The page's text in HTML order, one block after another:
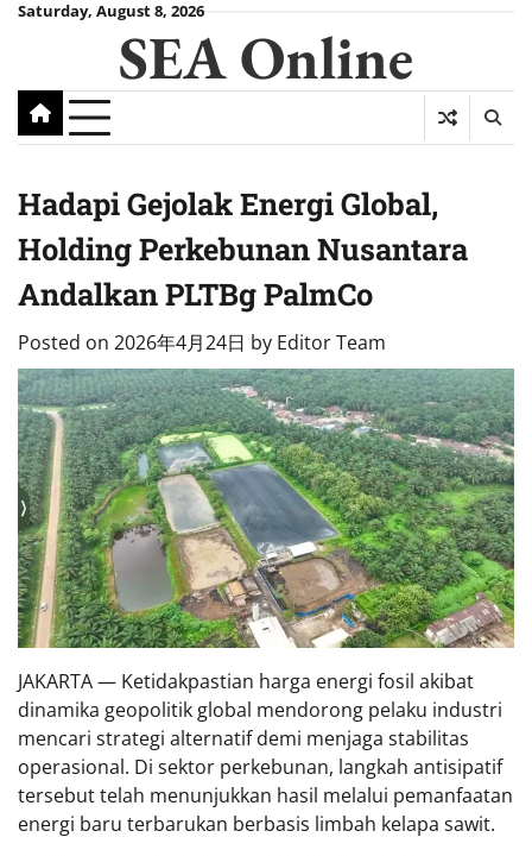
SkipSaturday, August 8, 2026
SEA Online
Hadapi Gejolak Energi Global,
Holding Perkebunan Nusantara
Andalkan PLTBg PalmCo
Posted on 2026年4月24日 by Editor Team
JAKARTA — Ketidakpastian harga energi fosil akibat
dinamika geopolitik global mendorong pelaku industri
mencari strategi alternatif demi menjaga stabilitas
operasional. Di sektor perkebunan, langkah antisipatif
tersebut telah menunjukkan hasil melalui pemanfaatan
energi baru terbarukan berbasis limbah kelapa sawit.